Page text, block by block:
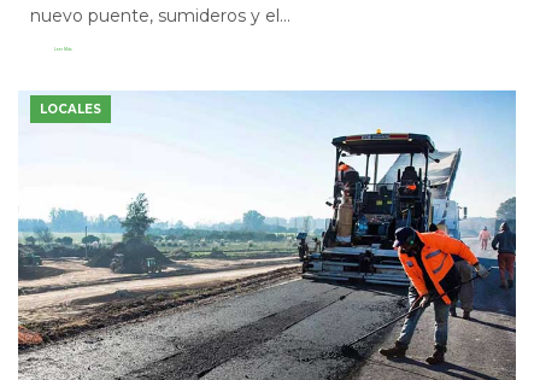
nuevo puente, sumideros y el...
Leer Más
LOCALES